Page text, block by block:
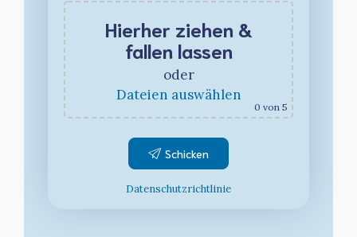
Hierher ziehen &
fallen lassen
oder
Dateien auswählen
0 von 5
Datenschutzrichtlinie